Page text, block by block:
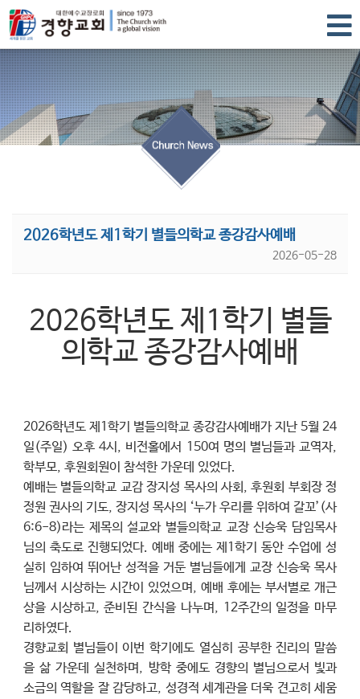
2026학년도 제1학기 별들의학교 종강감사예배
2026-05-28
2026학년도 제1학기 별들
의학교 종강감사예배
2026학년도 제1학기 별들의학교 종강감사예배가 지난 5월 24
일(주일) 오후 4시, 비전홀에서 150여 명의 별님들과 교역자,
학부모, 후원회원이 참석한 가운데 있었다.
예배는 별들의학교 교감 장지성 목사의 사회, 후원회 부회장 정
정원 권사의 기도, 장지성 목사의 ‘누가 우리를 위하여 갈꼬’(사
6:6-8)라는 제목의 설교와 별들의학교 교장 신승욱 담임목사
님의 축도로 진행되었다. 예배 중에는 제1학기 동안 수업에 성
실히 임하여 뛰어난 성적을 거둔 별님들에게 교장 신승욱 목사
님께서 시상하는 시간이 있었으며, 예배 후에는 부서별로 개근
상을 시상하고, 준비된 간식을 나누며, 12주간의 일정을 마무
리하였다.
경향교회 별님들이 이번 학기에도 열심히 공부한 진리의 말씀
을 삶 가운데 실천하며, 방학 중에도 경향의 별님으로서 빛과
소금의 역할을 잘 감당하고, 성경적 세계관을 더욱 견고히 세움